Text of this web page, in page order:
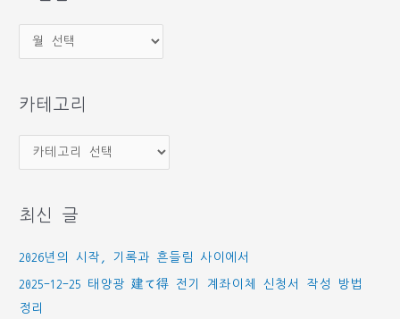
관
카테고리
테
리
최신 글
2026년의 시작, 기록과 흔들림 사이에서
2025-12-25 태양광 建て得 전기 계좌이체 신청서 작성 방법
정리